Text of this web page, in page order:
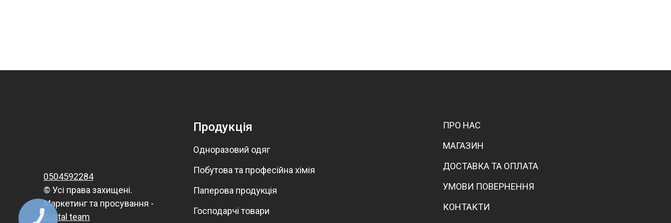
0504592284
© Усі права захищені.
Маркетинг та просування -
Digital team
Продукція
Одноразовий одяг
Побутова та професійна хімія
Паперова продукція
Господарчі товари
ПРО НАС
МАГАЗИН
ДОСТАВКА ТА ОПЛАТА
УМОВИ ПОВЕРНЕННЯ
КОНТАКТИ
КНОПКА
ЗВ'ЯЗКУ